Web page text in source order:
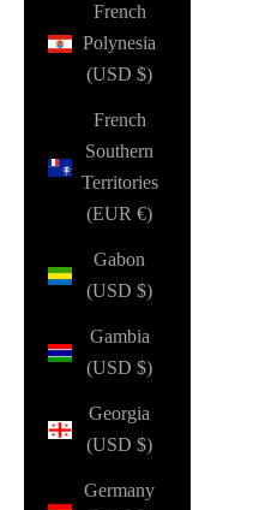
French
Polynesia
(USD $)
French
Southern
Territories
(EUR €)
Gabon
(USD $)
Gambia
(USD $)
Georgia
(USD $)
Germany